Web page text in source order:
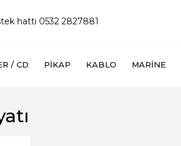
hattı 0532 2827881
/ CD PIKAP KABLO MARINE